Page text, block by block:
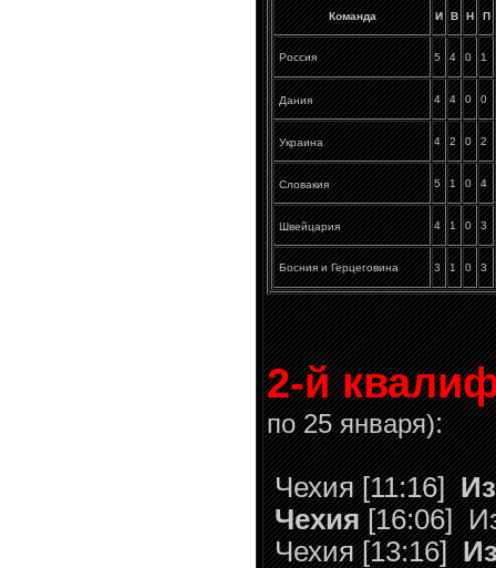
Команда И В Н П
Россия 5 4 0 1
Дания 4 4 0 0
Украина 4 2 0 2
Словакия 5 1 0 4
Швейцария 4 1 0 3
Босния и Герцеговина 3 1 0 3
2-й
по 25 января):
Чехия [11:16]
Чехия[16:06]
Чехия [13:16]